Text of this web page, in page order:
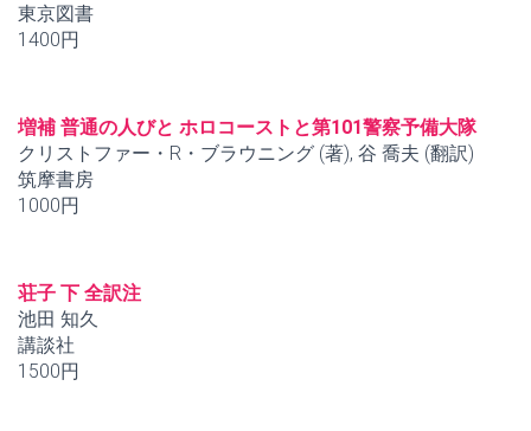
東京図書
1400円
増補 普通の人びと ホロコーストと第101警察予備大隊
クリストファー・R・ブラウニング (著), 谷 喬夫 (翻訳)
筑摩書房
1000円
荘子 下 全訳注
池田 知久
講談社
1500円